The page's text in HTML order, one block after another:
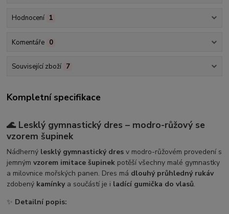
Hodnocení 1
Komentáře 0
Související zboží 7
Kompletní specifikace
🌊 Lesklý gymnastický dres – modro-růžový se
vzorem šupinek
Nádherný lesklý gymnastický dres v modro-růžovém provedení s
jemnýmvzorem imitace šupinek potěší všechny malé gymnastky
a milovnice mořských panen. Dres má dlouhý průhledný rukáv
zdobený kamínkya součástí je i ladící gumička do vlasů.
✨ Detailní popis: